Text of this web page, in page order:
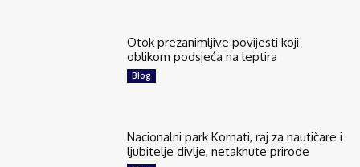
Otok prezanimljive povijesti koji
oblikom podsjeća na leptira
Blog
Nacionalni park Kornati, raj za nautičare i
ljubitelje divlje, netaknute prirode